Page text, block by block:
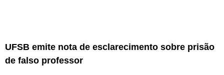
UFSB emite nota de esclarecimento sobre prisão
de falso professor